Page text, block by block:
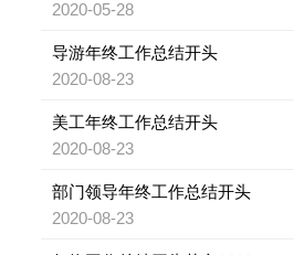
2020-05-28
导游年终工作总结开头
2020-08-23
美工年终工作总结开头
2020-08-23
部门领导年终工作总结开头
2020-08-23